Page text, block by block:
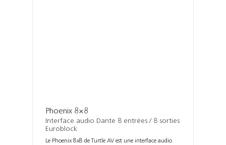
Phoenix 8×8
Interface audio Dante 8 entrées / 8 sorties
Euroblock
Le Phoenix 8x8 de Turtle AV est une interface audio